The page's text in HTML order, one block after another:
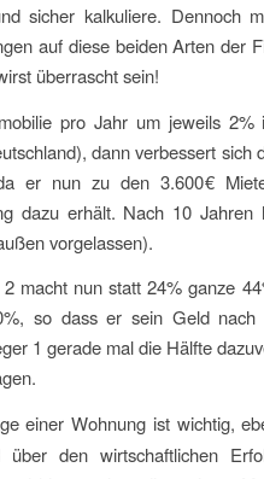
sicher kalkuliere. Dennoch
auf diese beiden Arten der
überrascht sein!
pro Jahr um jeweils
dann verbessert
er nun zu den 3.600€
dazu erhält. Nach 10
vorgelassen).
macht nun statt 24% ganze
so dass er sein Geld
1 gerade mal die Hälfte
einer Wohnung ist wichtig,
über den wirtschaftlichen